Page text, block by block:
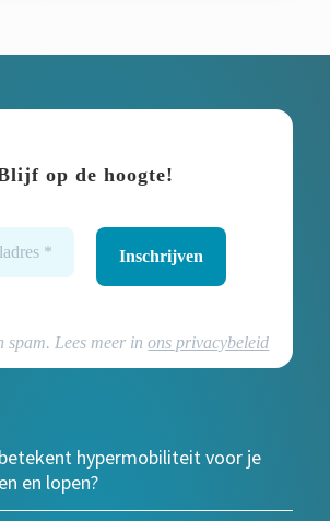
op de hoogte!
spam. Lees meer inons privacybeleid
hypermobiliteit voor je
en lopen?